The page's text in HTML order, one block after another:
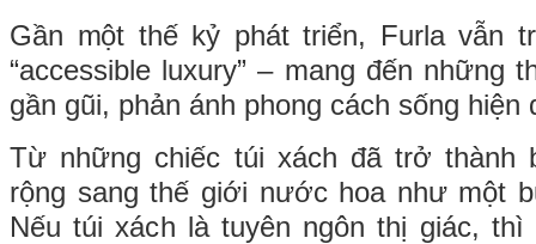
Gần một thế kỷ phát triển, Furla vẫn
“accessible luxury” – mang đến những
gần gũi, phản ánh phong cách sống hiện
Từ những chiếc túi xách đã trở thành
rộng sang thế giới nước hoa như một
Nếu túi xách là tuyên ngôn thị giác,